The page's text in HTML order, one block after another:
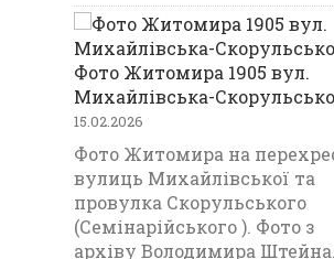
Фото Житомира 1905 вул.
Михайлівська-
15.02.2026
Фото Житомира на
вулиць Михайлівської та
провулка Скорульського
(Семінарійського ). Фото з
архіву Володимира